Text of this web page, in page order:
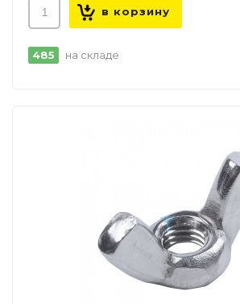
485 на складе